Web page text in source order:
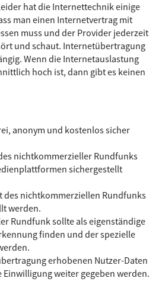
hat die Internettechnik einige
man einen Internetvertrag mit
muss und der Provider jederzeit
und schaut. Internetübertragung
Wenn die Internetauslastung
hoch ist, dann gibt es keinen
anonym und kostenlos sicher
nichtkommerzieller Rundfunks
sichergestellt
des nichtkommerziellen Rundfunks
werden.
Rundfunk sollte als eigenständige
finden und der spezielle
erhobenen Nutzer-Daten
weiter gegeben werden.